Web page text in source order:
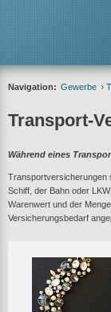
Navigation: Gewerbe
Transport-
Während eines
Transportversicherungen
Schiff, der Bahn oder
Warenwert und der
Versicherungsbedarf